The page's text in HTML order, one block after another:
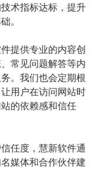
术指标达标，提升
。
提供专业的内容创
常见问题解答等内
。我们也会定期根
用户在访问网站时
的依赖感和信任
任度，慧新软件通
媒体和合作伙伴建